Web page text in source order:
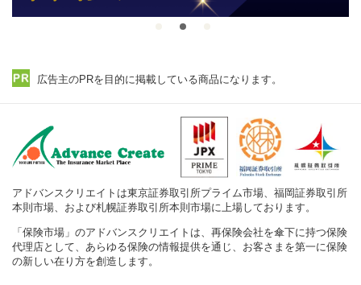
広告主のPRを目的に掲載している商品になります。
アドバンスクリエイトは東京証券取引所プライム市場、福岡証券取引所
本則市場、および札幌証券取引所本則市場に上場しております。
「保険市場」のアドバンスクリエイトは、再保険会社を傘下に持つ保険
代理店として、あらゆる保険の情報提供を通じ、お客さまを第一に保険
の新しい在り方を創造します。